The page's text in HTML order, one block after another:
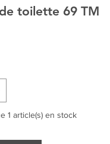
toilette 69 TM
1 article(s) en stock